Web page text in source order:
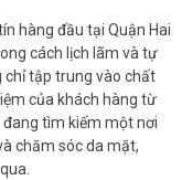
hàng đầu tại Quận Hai
cách lịch lãm và tự
chỉ tập trung vào chất
của khách hàng từ
đang tìm kiếm một nơi
chăm sóc da mặt,